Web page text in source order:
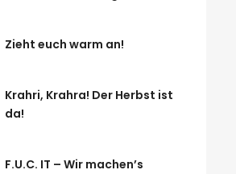
Zieht euch warm an!
Krahri, Krahra! Der Herbst ist
da!
F.U.C. IT – Wir machen’s